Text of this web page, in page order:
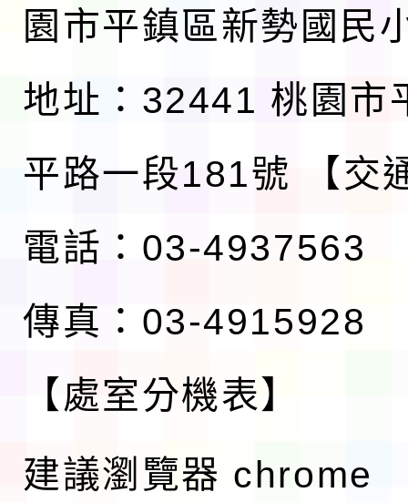
園市平鎮區新勢國民
地址：32441 桃園市
平路一段181號
【交
電話：03-4937563
傳真：03-4915928
【處室分機表】
建議瀏覽器 chrome